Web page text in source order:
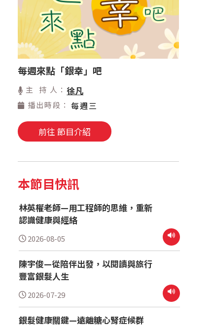
每週來點「銀幸」吧
主 持 人：徐凡
播出時段： 每週三
前往 節目介紹
本節目快訊
林英權老師—用工程師的思維，重新
認識健康與經絡
2026-08-05
陳宇俊—從陪伴出發，以閱讀與旅行
豐富銀髮人生
2026-07-29
銀髮健康關鍵—遠離糖心腎症候群